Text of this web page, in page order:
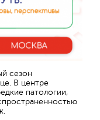
сезон
В центре
патологии,